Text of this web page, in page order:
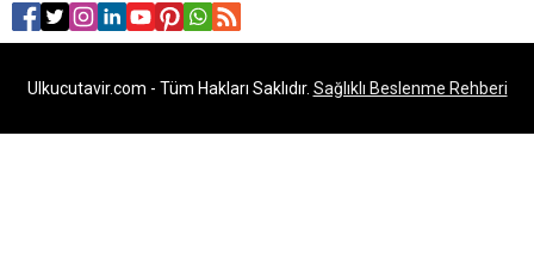
Ulkucutavir.com - Tüm Hakları Saklıdır. Sağlıklı Beslenme Rehberi